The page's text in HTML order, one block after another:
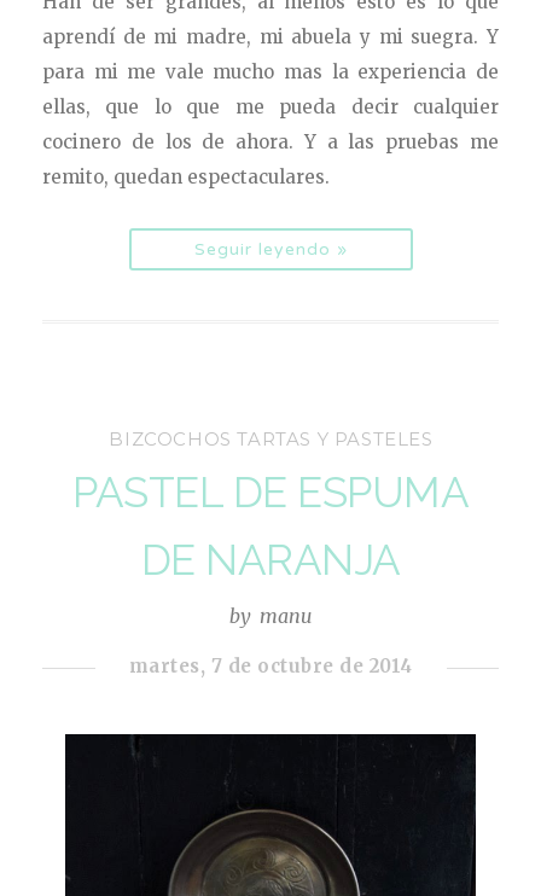
aprendí de mi madre, mi abuela y mi suegra. Y
para mi me vale mucho mas la experiencia de
ellas, que lo que me pueda decir cualquier
cocinero de los de ahora. Y a las pruebas me
remito, quedan espectaculares.
Seguir leyendo »
BIZCOCHOS TARTAS Y PASTELES
PASTEL DE ESPUMA
DE NARANJA
by manu
martes, 7 de octubre de 2014